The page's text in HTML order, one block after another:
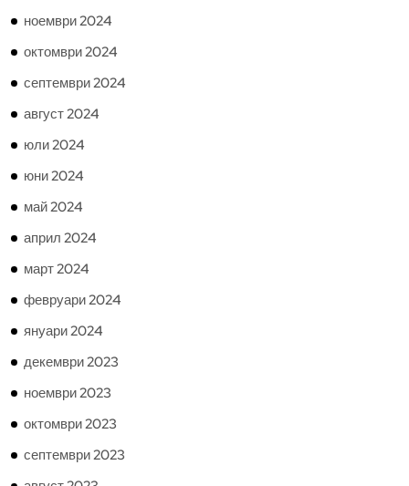
ноември 2024
октомври 2024
септември 2024
август 2024
юли 2024
юни 2024
май 2024
април 2024
март 2024
февруари 2024
януари 2024
декември 2023
ноември 2023
октомври 2023
септември 2023